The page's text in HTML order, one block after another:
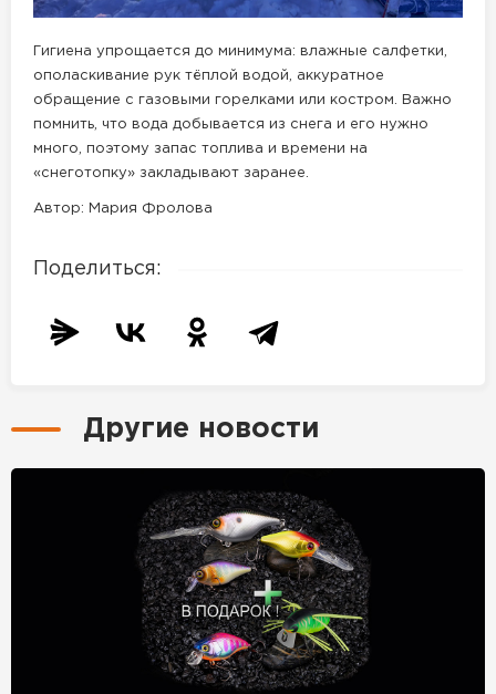
Гигиена упрощается до минимума: влажные салфетки,
ополаскивание рук тёплой водой, аккуратное
обращение с газовыми горелками или костром. Важно
помнить, что вода добывается из снега и его нужно
много, поэтому запас топлива и времени на
«снеготопку» закладывают заранее.
Автор: Мария Фролова
Поделиться:
Другие новости